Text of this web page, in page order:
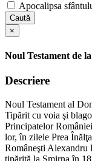
Apocalipsa
Caută
×
Noul Testament de
Descriere
Noul Testament al
Tipărit cu voia şi
Principatelor
lor, în zilele Prea
Româneşti Alexandru
tipărită la Smirna în